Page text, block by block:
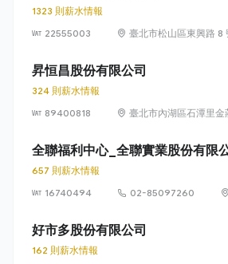
1323 則薪水情報
22555003
臺北市松山區東興路 8
昇恒昌股份有限公司
324 則薪水情報
89400818
臺北市內湖區石潭里金
全聯福利中心_全聯實業股份有限
657 則薪水情報
16740494
02-85097260
好市多股份有限公司
162 則薪水情報